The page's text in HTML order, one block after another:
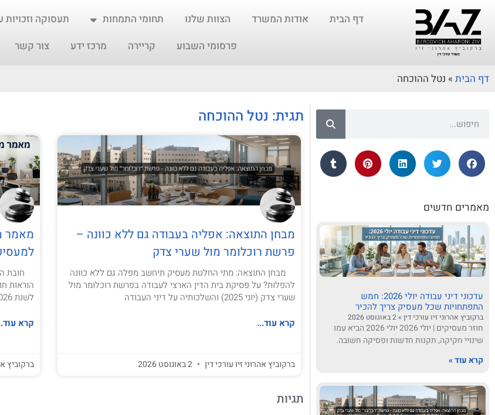
דף הבית אודות המשרד הצוות שלנו תחומי התמחות תעסוקה וזכויות
פרסומי השבוע
קריירה מרכז ידע צור קשר
דף הבית » נטל ההוכחה
מאמרים חדשים
עדכוני דיני עבודה יולי 2026: חמש
התפתחויות שכל מעסיק צריך להכיר
ברקוביץ אהרוני זיו עורכי דין
חוזר מעסיקים | יולי 2026 יולי 2026 הביא עמו
שינויי חקיקה, תקנות חדשות ופסיקה חשובה.
קרא עוד »
תגית: נטל ההוכחה
מבחן התוצאה: אפליה בעבודה גם ללא כוונה –
פרשת רוכלומר מול שערי צדק
מבחן התוצאה: מתי החלטת מעסיק תיחשב מפלה גם ללא כוונה
להפלות? על פסיקת בית הדין הארצי לעבודה בפרשת רוכלומר מול
שערי צדק (יוני 2025) והשלכותיה על דיני העבודה
קרא עוד...
ברקוביץ אהרוני זיו עורכי דין 2 באוגוסט 2026
הוראות
לשנת 2026) עקרון השוויון במקום העבודה הוא אחד מעיקרי היסוד
קרא
ברקוביץ
תגיות